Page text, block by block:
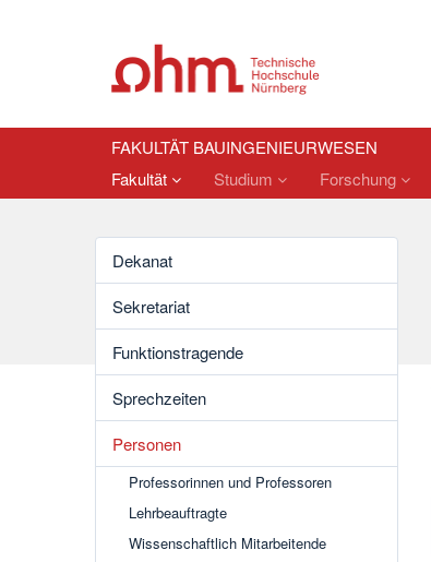
FAKULTÄT BAUINGENIEURWESEN
Fakultät
Studium Forschung
Dekanat
Sekretariat
Funktionstragende
Sprechzeiten
Personen
Professorinnen und Professoren
Lehrbeauftragte
Wissenschaftlich Mitarbeitende